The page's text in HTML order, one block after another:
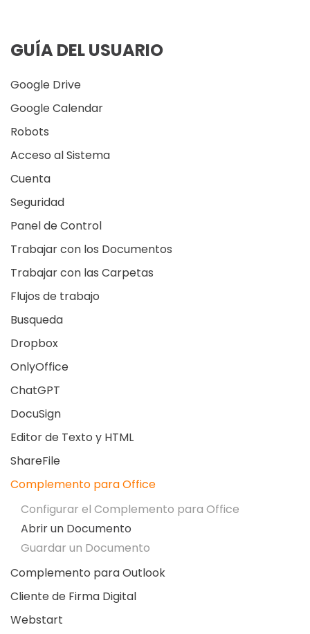
GUÍA DEL USUARIO
Google Drive
Google Calendar
Robots
Acceso al Sistema
Cuenta
Seguridad
Panel de Control
Trabajar con los Documentos
Trabajar con las Carpetas
Flujos de trabajo
Busqueda
Dropbox
OnlyOffice
ChatGPT
DocuSign
Editor de Texto y HTML
ShareFile
Complemento para Office
Configurar el Complemento para Office
Abrir un Documento
Guardar un Documento
Complemento para Outlook
Cliente de Firma Digital
Webstart